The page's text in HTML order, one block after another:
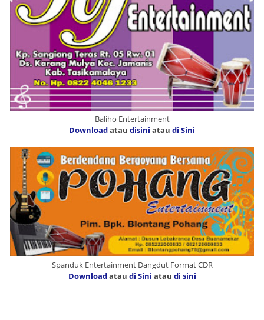
Baliho Entertainment
Downloadatau disini atau di Sini
Spanduk Entertainment Dangdut Format CDR
Downloadatau di Sini atau di sini